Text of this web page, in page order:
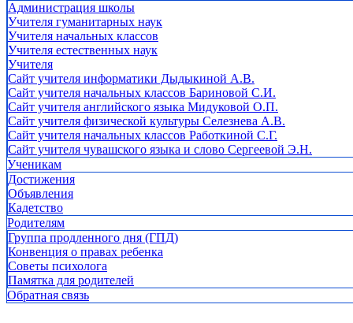
Администрация школы
Учителя гуманитарных наук
Учителя начальных классов
Учителя естественных наук
Учителя
Cайт учителя информатики Дыдыкиной А.В.
Сайт учителя начальных классов Бариновой С.И.
Сайт учителя английского языка Мидуковой О.П.
Сайт учителя физической культуры Селезнева А.В.
Сайт учителя начальных классов Работкиной С.Г.
Сайт учителя чувашского языка и слово Сергеевой Э.Н.
Ученикам
Достижения
Объявления
Кадетство
Родителям
Группа продленного дня (ГПД)
Конвенция о правах ребенка
Советы психолога
Памятка для родителей
Обратная связь